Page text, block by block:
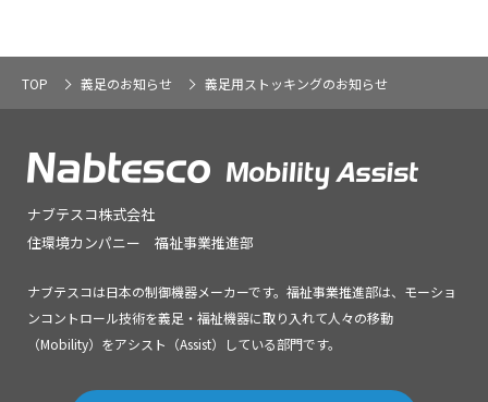
TOP 義足のお知らせ 義足用ストッキングのお知らせ
ナブテスコ株式会社
住環境カンパニー 福祉事業推進部
ナブテスコは日本の制御機器メーカーです。福祉事業推進部は、モーショ
ンコントロール技術を義足・福祉機器に取り入れて人々の移動
（Mobility）をアシスト（Assist）している部門です。